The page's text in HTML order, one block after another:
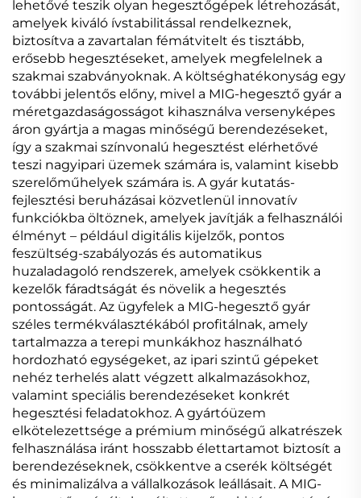
lehetővé teszik olyan hegesztőgépek létrehozását,
amelyek kiváló ívstabilitással rendelkeznek,
biztosítva a zavartalan fémátvitelt és tisztább,
erősebb hegesztéseket, amelyek megfelelnek a
szakmai szabványoknak. A költséghatékonyság egy
további jelentős előny, mivel a MIG-hegesztő gyár a
méretgazdaságosságot kihasználva versenyképes
áron gyártja a magas minőségű berendezéseket,
így a szakmai színvonalú hegesztést elérhetővé
teszi nagyipari üzemek számára is, valamint kisebb
szerelőműhelyek számára is. A gyár kutatás-
fejlesztési beruházásai közvetlenül innovatív
funkciókba öltöznek, amelyek javítják a felhasználói
élményt – például digitális kijelzők, pontos
feszültség-szabályozás és automatikus
huzaladagoló rendszerek, amelyek csökkentik a
kezelők fáradtságát és növelik a hegesztés
pontosságát. Az ügyfelek a MIG-hegesztő gyár
széles termékválasztékából profitálnak, amely
tartalmazza a terepi munkákhoz használható
hordozható egységeket, az ipari szintű gépeket
nehéz terhelés alatt végzett alkalmazásokhoz,
valamint speciális berendezéseket konkrét
hegesztési feladatokhoz. A gyártóüzem
elkötelezettsége a prémium minőségű alkatrészek
felhasználása iránt hosszabb élettartamot biztosít a
berendezéseknek, csökkentve a cserék költségét
és minimalizálva a vállalkozások leállásait. A MIG-